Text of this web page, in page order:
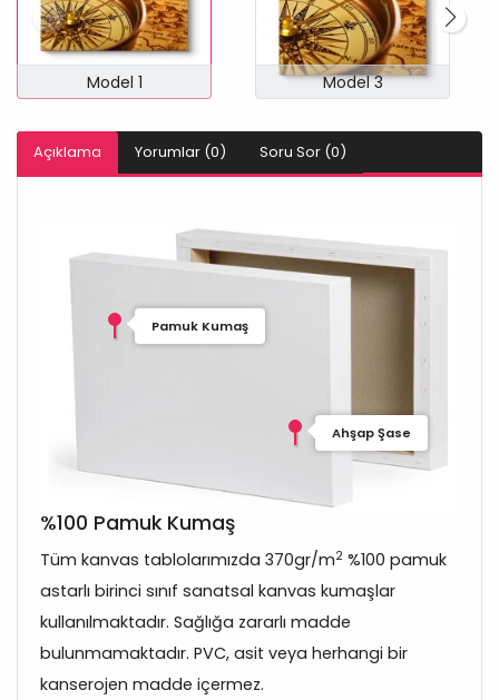
Model 1 Model 3
Açıklama Yorumlar (0) Soru Sor (0)
Pamuk Kumaş
Ahşap Şase
%100 Pamuk Kumaş
Tüm kanvas tablolarımızda 370gr/m2 %100 pamuk
astarlı birinci sınıf sanatsal kanvas kumaşlar
kullanılmaktadır. Sağlığa zararlı madde
bulunmamaktadır. PVC, asit veya herhangi bir
kanserojen madde içermez.